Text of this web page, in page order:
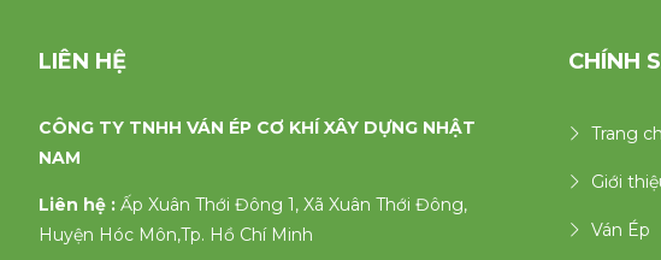
LIÊN HỆ
CÔNG TY TNHH VÁN ÉP CƠ KHÍ XÂY DỰNG NHẬT
NAM
Liên hệ : Ấp Xuân Thới Đông 1, Xã Xuân Thới Đông,
Huyện Hóc Môn,Tp. Hồ Chí Minh
CHÍNH
Trang
Giới
Ván Ép